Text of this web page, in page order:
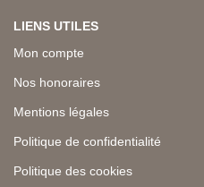
LIENS UTILES
Mon compte
Nos honoraires
Mentions légales
Politique de confidentialité
Politique des cookies